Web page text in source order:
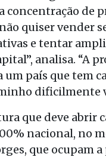
concentração de
quiser vender
e tentar
analisa. “A
país que tem
dificilmente
que deve abrir
nacional, no
que ocupam